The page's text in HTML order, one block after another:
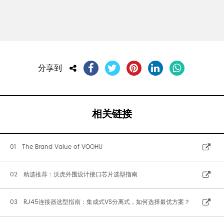
分享到
相关链接
01 The Brand Value of VOOHU
02 精选推荐：沃虎外围设计接口芯片选型指南
03 RJ45连接器选型指南：集成式VS分离式，如何选择最优方案？